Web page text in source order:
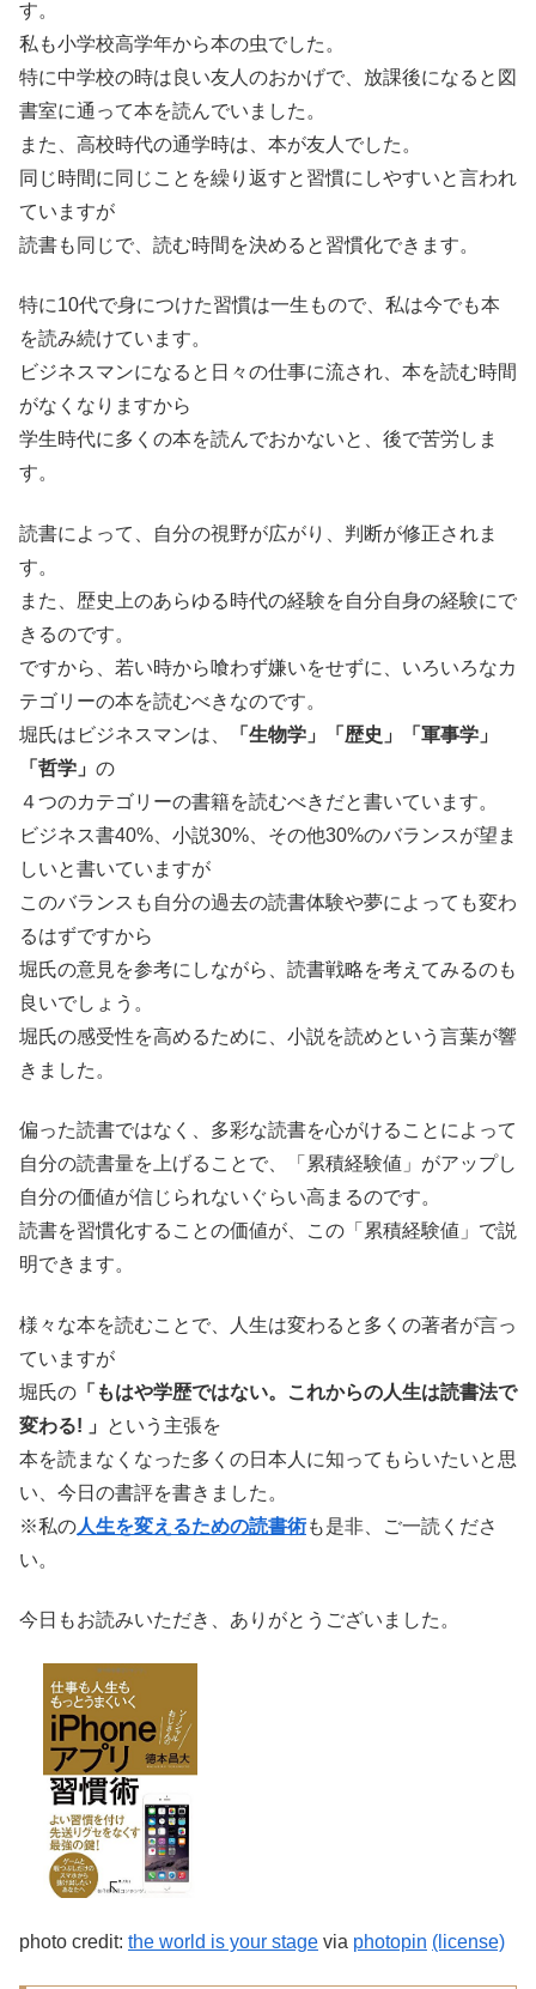
す。
私も小学校高学年から本の虫でした。
特に中学校の時は良い友人のおかげで、放課後になると図
書室に通って本を読んでいました。
また、高校時代の通学時は、本が友人でした。
同じ時間に同じことを繰り返すと習慣にしやすいと言われ
ていますが
読書も同じで、読む時間を決めると習慣化できます。
特に10代で身につけた習慣は一生もので、私は今でも本
を読み続けています。
ビジネスマンになると日々の仕事に流され、本を読む時間
がなくなりますから
学生時代に多くの本を読んでおかないと、後で苦労しま
す。
読書によって、自分の視野が広がり、判断が修正されま
す。
また、歴史上のあらゆる時代の経験を自分自身の経験にで
きるのです。
ですから、若い時から喰わず嫌いをせずに、いろいろなカ
テゴリーの本を読むべきなのです。
堀氏はビジネスマンは、
「生物学」「歴史」「軍事学」
「哲学」 の
４つのカテゴリーの書籍を読むべきだと書いています。
ビジネス書40%、小説30%、その他30%のバランスが望ま
しいと書いていますが
このバランスも自分の過去の読書体験や夢によっても変わ
るはずですから
堀氏の意見を参考にしながら、読書戦略を考えてみるのも
良いでしょう。
堀氏の感受性を高めるために、小説を読めという言葉が響
きました。
偏った読書ではなく、多彩な読書を心がけることによって
自分の読書量を上げることで、「累積経験値」がアップし
自分の価値が信じられないぐらい高まるのです。
読書を習慣化することの価値が、この「累積経験値」で説
明できます。
様々な本を読むことで、人生は変わると多くの著者が言っ
ていますが
堀氏の 「もはや学歴ではない。
これからの人生は読書法で
変わる! 」
という主張を
本を読まなくなった多くの日本人に知ってもらいたいと思
い、今日の書評を書きました。
※私の人生を変えるための読書術も是非、ご一読くださ
い。
今日もお読みいただき、ありがとうございました。
photo credit: the world is your stage via photopin (license)